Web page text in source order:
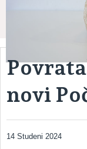
novi
14 Studeni 2024